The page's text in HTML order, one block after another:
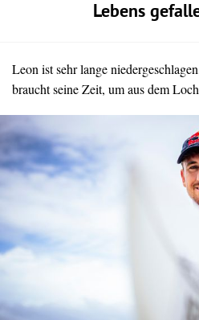
Lebens
Leon ist sehr lange
braucht seine Zeit, um aus dem